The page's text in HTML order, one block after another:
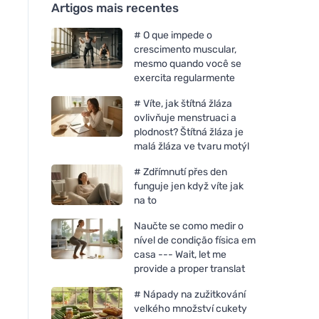
Artigos mais recentes
# O que impede o
crescimento muscular,
mesmo quando você se
exercita regularmente
# Víte, jak štítná žláza
ovlivňuje menstruaci a
plodnost? Štítná žláza je
malá žláza ve tvaru motýl
# Zdřímnutí přes den
funguje jen když víte jak
na to
Naučte se como medir o
nível de condição física em
casa --- Wait, let me
provide a proper translat
# Nápady na zužitkování
velkého množství cukety